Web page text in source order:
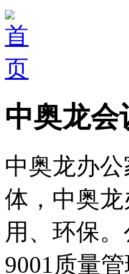
中奥龙会
中奥龙办
体，中奥
用、环保
9001质量